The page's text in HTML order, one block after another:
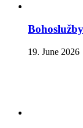
19. June 2026